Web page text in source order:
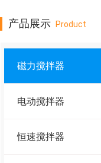
产品展示 Product
磁力搅拌器
电动搅拌器
恒速搅拌器